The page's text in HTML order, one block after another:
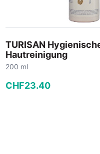
TURISAN
Hautreinigung
200 ml
CHF23.40